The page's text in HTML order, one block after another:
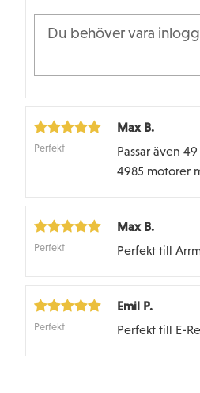
Perfekt
Max B.
Passar även
4985 motorer
Perfekt
Max B.
Perfekt till
Perfekt
Emil P.
Perfekt till E-